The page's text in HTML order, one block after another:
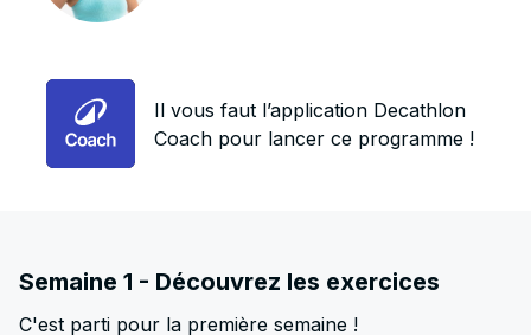
Il vous faut l’application Decathlon
Coach pour lancer ce programme !
Semaine 1 - Découvrez les exercices
C'est parti pour la première semaine !